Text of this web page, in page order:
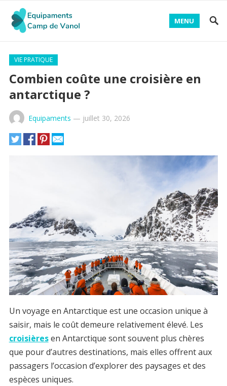
MENU
VIE PRATIQUE
Combien coûte une croisière en
antarctique ?
Equipaments — juillet 30, 2026
Un voyage en Antarctique est une occasion unique à
saisir, mais le coût demeure relativement élevé. Les
croisièresen Antarctique sont souvent plus chères
que pour d’autres destinations, mais elles offrent aux
passagers l’occasion d’explorer des paysages et des
espèces uniques.